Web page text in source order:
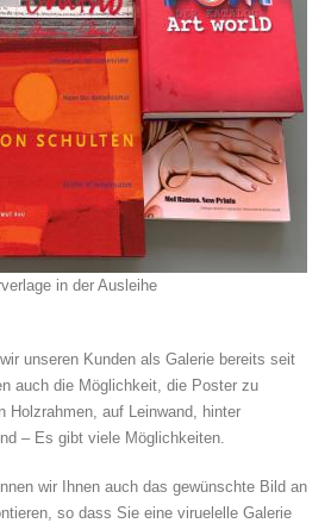
in der Ausleihe
unseren Kunden als Galerie bereits seit
auch die Möglichkeit, die Poster zu
Holzrahmen, auf Leinwand, hinter
– Es gibt viele Möglichkeiten.
wir Ihnen auch das gewünschte Bild an
so dass Sie eine viruelelle Galerie